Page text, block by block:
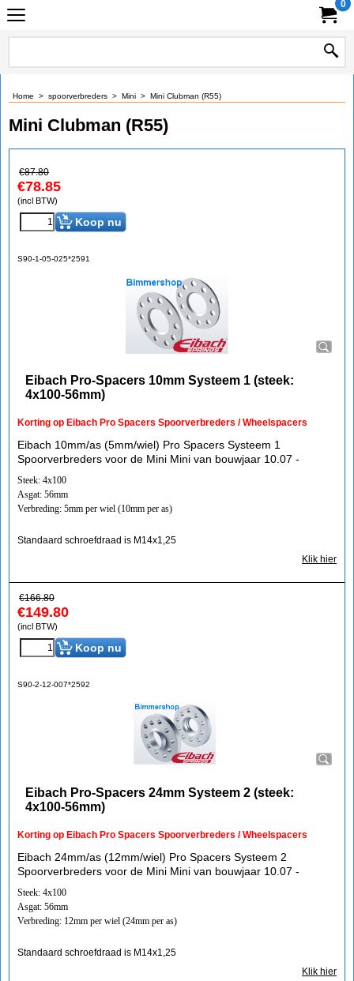
0
Home > spoorverbreders > Mini > Mini Clubman (R55)
Mini Clubman (R55)
€87.80
€78.85
(incl BTW)
Koop nu
S90-1-05-025*2591
Eibach Pro-Spacers 10mm Systeem 1 (steek:
4x100-56mm)
Korting op Eibach Pro Spacers Spoorverbreders / Wheelspacers
Eibach 10mm/as (5mm/wiel) Pro Spacers Systeem 1
Spoorverbreders voor de Mini Mini van bouwjaar 10.07 -
Steek: 4x100
Asgat: 56mm
Verbreding: 5mm per wiel (10mm per as)
Standaard schroefdraad is M14x1,25
Klik hier
€166.80
€149.80
(incl BTW)
Koop nu
S90-2-12-007*2592
Eibach Pro-Spacers 24mm Systeem 2 (steek:
4x100-56mm)
Korting op Eibach Pro Spacers Spoorverbreders / Wheelspacers
Eibach 24mm/as (12mm/wiel) Pro Spacers Systeem 2
Spoorverbreders voor de Mini Mini van bouwjaar 10.07 -
Steek: 4x100
Asgat: 56mm
Verbreding: 12mm per wiel (24mm per as)
Standaard schroefdraad is M14x1,25
Klik hier